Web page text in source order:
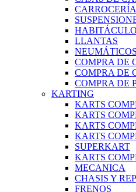
CARROCERÍA
HABITÁCULO
LLANTAS
NEUMÁTICOS
COMPRA DE
COMPRA DE
COMPRA DE
KARTING
KARTS
KARTS
KARTS
KARTS
SUPERKART
KARTS
MECANICA
CHASIS Y
FRENOS